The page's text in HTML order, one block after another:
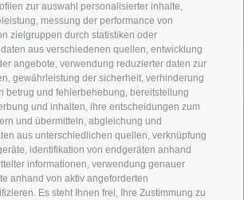
zur auswahl personalisierter inhalte,
messung der performance von
zielgruppen durch statistiken oder
aus verschiedenen quellen, entwicklung
angebote, verwendung reduzierter daten zur
gewährleistung der sicherheit, verhinderung
betrug und fehlerbehebung, bereitstellung
und inhalten, ihre entscheidungen zum
und übermitteln, abgleichung und
aus unterschiedlichen quellen, verknüpfung
identifikation von endgeräten anhand
informationen, verwendung genauer
anhand von aktiv angeforderten
Es steht Ihnen frei, Ihre Zustimmung zu
Transparenz | Sitemap | Cookie-Richtlinie
Privacy | Cookie Präferenzen
Marienberg
Schlinig 1
39024 Mals
Italien - BZ